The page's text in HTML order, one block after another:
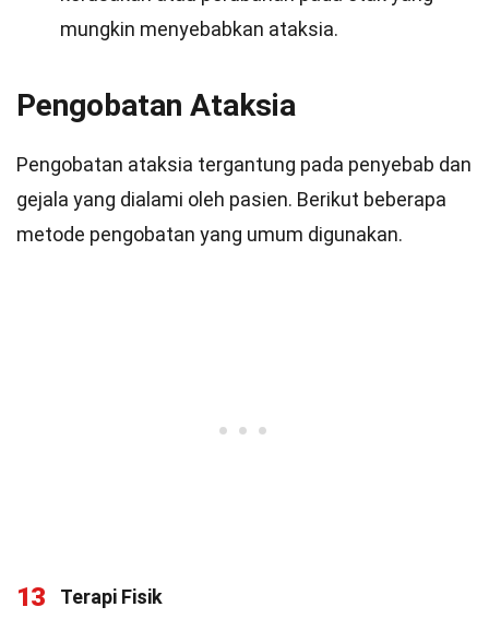
mungkin menyebabkan ataksia.
Pengobatan Ataksia
Pengobatan ataksia tergantung pada penyebab dan
gejala yang dialami oleh pasien. Berikut beberapa
metode pengobatan yang umum digunakan.
13
Terapi Fisik